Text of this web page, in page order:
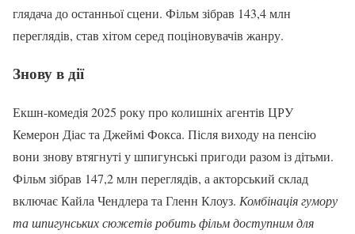
глядача до останньої сцени. Фільм зібрав 143,4 млн
переглядів, став хітом серед поціновувачів жанру.
Знову в дії
Екшн-комедія 2025 року про колишніх агентів ЦРУ
Кемерон Діас та Джеймі Фокса. Після виходу на пенсію
вони знову втягнуті у шпигунські пригоди разом із дітьми.
Фільм зібрав 147,2 млн переглядів, а акторський склад
включає Кайла Чендлера та Гленн Клоуз. Комбінація гумору
та шпигунських сюжетів робить фільм доступним для